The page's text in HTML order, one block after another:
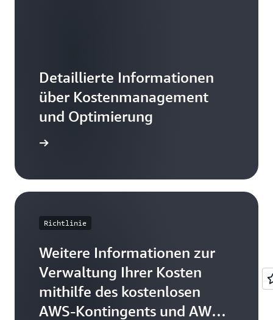
Detaillierte Informationen
über Kostenmanagement
und Optimierung
Richtlinie
Weitere Informationen zur
Verwaltung Ihrer Kosten
mithilfe des kostenlosen
AWS-Kontingents und AWS